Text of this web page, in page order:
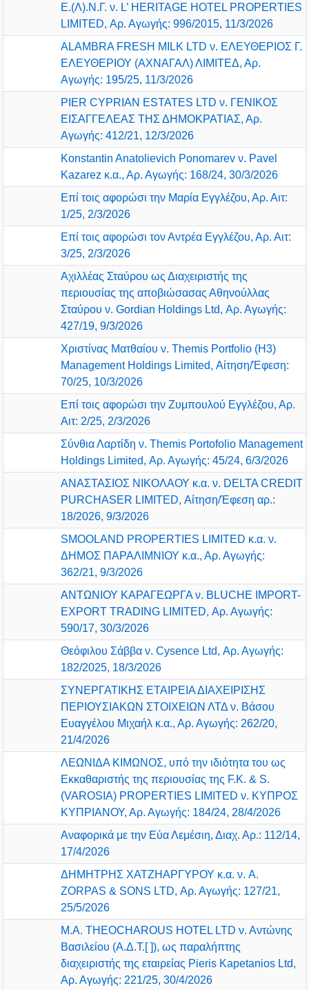
Ε.(Λ).Ν.Γ. ν. L’ HERITAGE HOTEL PROPERTIES
LIMITED, Αρ. Αγωγής: 996/2015, 11/3/2026
ALAMBRA FRESH MILK LTD ν. ΕΛΕΥΘΕΡΙΟΣ Γ.
ΕΛΕΥΘΕΡΙΟΥ (ΑΧΝΑΓΑΛ) ΛΙΜΙΤΕΔ, Αρ.
Αγωγής: 195/25, 11/3/2026
PIER CYPRIAN ESTATES LTD ν. ΓΕΝΙΚΟΣ
ΕΙΣΑΓΓΕΛΕΑΣ ΤΗΣ ΔΗΜΟΚΡΑΤΙΑΣ, Αρ.
Αγωγής: 412/21, 12/3/2026
Konstantin Anatolievich Ponomarev ν. Pavel
Kazarez κ.α., Αρ. Αγωγής: 168/24, 30/3/2026
Επί τοις αφορώσι την Μαρία Εγγλέζου, Αρ. Αιτ:
1/25, 2/3/2026
Επί τοις αφορώσι τον Αντρέα Εγγλέζου, Αρ. Αιτ:
3/25, 2/3/2026
Αχιλλέας Σταύρου ως Διαχειριστής της
περιουσίας της αποβιώσασας Αθηνούλλας
Σταύρου ν. Gordian Holdings Ltd, Αρ. Αγωγής:
427/19, 9/3/2026
Χριστίνας Ματθαίου ν. Themis Portfolio (Η3)
Management Holdings Limited, Αίτηση/Έφεση:
70/25, 10/3/2026
Επί τοις αφορώσι την Ζυμπουλού Εγγλέζου, Αρ.
Αιτ: 2/25, 2/3/2026
Σύνθια Λαρτίδη ν. Themis Portofolio Management
Holdings Limited, Αρ. Αγωγής: 45/24, 6/3/2026
ΑΝΑΣΤΑΣΙΟΣ ΝΙΚΟΛΑΟΥ κ.α. ν. DELTA CREDIT
PURCHASER LIMITED, Αίτηση/Έφεση αρ.:
18/2026, 9/3/2026
SMOOLAND PROPERTIES LIMITED κ.α. ν.
ΔΗΜΟΣ ΠΑΡΑΛΙΜΝΙΟΥ κ.α., Αρ. Αγωγής:
362/21, 9/3/2026
ΑΝΤΩΝΙΟΥ ΚΑΡΑΓΕΩΡΓΑ ν. BLUCHE IMPORT-
EXPORT TRADING LIMITED, Αρ. Αγωγής:
590/17, 30/3/2026
Θεόφιλου Σάββα ν. Cysence Ltd, Αρ. Αγωγής:
182/2025, 18/3/2026
ΣΥΝΕΡΓΑΤΙΚΗΣ ΕΤΑΙΡΕΙΑ ΔΙΑΧΕΙΡΙΣΗΣ
ΠΕΡΙΟΥΣΙΑΚΩΝ ΣΤΟΙΧΕΙΩΝ ΛΤΔ ν. Βάσου
Ευαγγέλου Μιχαήλ κ.α., Αρ. Αγωγής: 262/20,
21/4/2026
ΛΕΩΝΙΔΑ ΚΙΜΩΝΟΣ, υπό την ιδιότητα του ως
Εκκαθαριστής της περιουσίας της F.K. & S.
(VAROSIA) PROPERTIES LIMITED ν. ΚΥΠΡΟΣ
ΚΥΠΡΙΑΝΟΥ, Αρ. Αγωγής: 184/24, 28/4/2026
Αναφορικά με την Εύα Λεμέσιη, Διαχ. Αρ.: 112/14,
17/4/2026
ΔΗΜΗΤΡΗΣ ΧΑΤΖΗΑΡΓΥΡΟΥ κ.α. ν. A.
ZORPAS & SONS LTD, Αρ. Αγωγής: 127/21,
25/5/2026
Μ.Α. THEOCHAROUS HOTEL LTD ν. Αντώνης
Βασιλείου (Α.Δ.Τ.[ ]), ως παραλήπτης
διαχειριστής της εταιρείας Pieris Kapetanios Ltd,
Αρ. Αγωγής: 221/25, 30/4/2026